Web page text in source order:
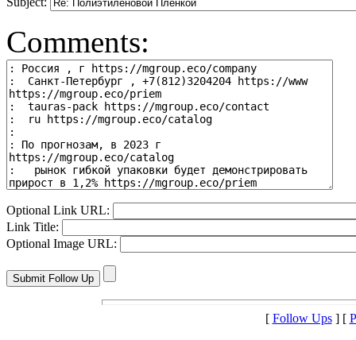
Comments:
Optional Link URL:
Link Title:
Optional Image URL:
[ Follow Ups] [